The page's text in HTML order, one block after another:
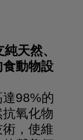
天然、
動物設
98%的
氧化物
，使維